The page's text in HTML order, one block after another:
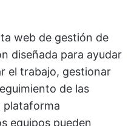
web de gestión de
diseñada para ayudar
el trabajo, gestionar
de las
plataforma
equipos pueden